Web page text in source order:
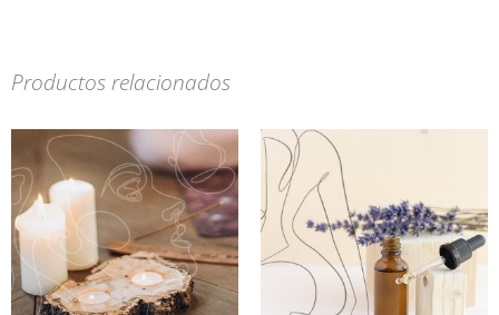
Productos relacionados
Rango
de
precios:
desde
10,00€
hasta
120,00€
Este
producto
múltiples
variantes.
Las
se